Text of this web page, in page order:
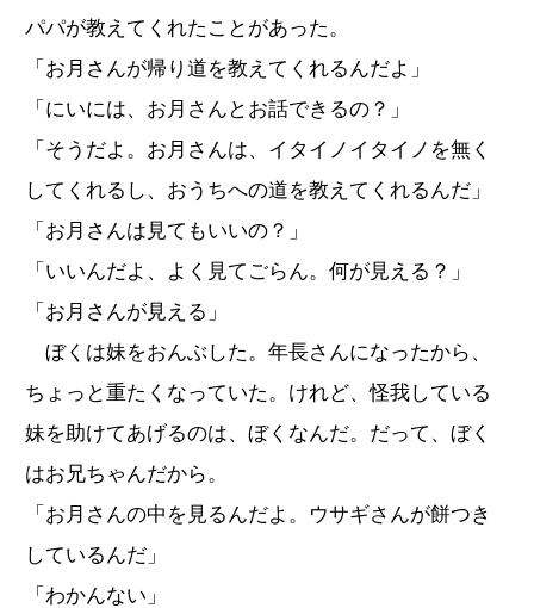
パパが教えてくれたことがあった。
「お月さんが帰り道を教えてくれるんだよ」
「にいには、お月さんとお話できるの？」
「そうだよ。お月さんは、イタイノイタイノを無く
してくれるし、おうちへの道を教えてくれるんだ」
「お月さんは見てもいいの？」
「いいんだよ、よく見てごらん。何が見える？」
「お月さんが見える」
ぼくは妹をおんぶした。年長さんになったから、
ちょっと重たくなっていた。けれど、怪我している
妹を助けてあげるのは、ぼくなんだ。だって、ぼく
はお兄ちゃんだから。
「お月さんの中を見るんだよ。ウサギさんが餅つき
しているんだ」
「わかんない」